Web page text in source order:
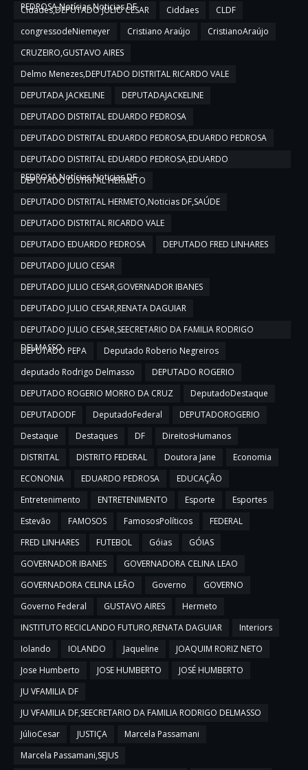
PEDROSA,Notícias,Noticias DF
Cidades,DEPUTADO JULIO CESAR Ciddaes
CLDF
congressodeNiemeyer
Cristiano Araújo
CristianoAraújo
CRUZEIRO,GUSTAVO AIRES
Delmo Menezes,DEPUTADO DISTRITAL RICARDO VALE
DEPUTADA JACKELINE
DEPUTADAJACKELINE
DEPUTADO DISTRITAL EDUARDO PEDROSA
DEPUTADO DISTRITAL EDUARDO PEDROSA,EDUARDO PEDROSA
DEPUTADO DISTRITAL EDUARDO PEDROSA,EDUARDO
PEDROSA,Notícias,Noticias DF
DEPUTADO DISTRITAL HERMETO
DEPUTADO DISTRITAL HERMETO,Noticias DF,SAÚDE
DEPUTADO DISTRITAL RICARDO VALE
DEPUTADO EDUARDO PEDROSA
DEPUTADO FRED LINHARES
DEPUTADO JULIO CESAR
DEPUTADO JULIO CESAR,GOVERNADOR IBANES
DEPUTADO JULIO CESAR,RENATA DAGUIAR
DEPUTADO JULIO CESAR,SEECRETARIO DA FAMILIA RODRIGO
DELMASSO
DEPUTADO PEPA
Deputado Roberio Negreiros
deputado Rodrigo Delmasso
DEPUTADO ROGERIO
DEPUTADO ROGERIO MORRO DA CRUZ
DeputadoDestaque
DEPUTADODF
DeputadoFederal
DEPUTADOROGERIO
Destaque
Destaques DF
DireitosHumanos
DISTRITAL
DISTRITO FEDERAL Doutora Jane
Economia
ECONONIA
EDUARDO PEDROSA
EDUCAÇÃO
Entretenimento
ENTRETENIMENTO Esporte
Esportes
Estevão
FAMOSOS FamososPolíticos
FEDERAL
FRED LINHARES
FUTEBOL Góias
GÓIAS
GOVERNADOR IBANES
GOVERNADORA CELINA LEAO
GOVERNADORA CELINA LEÃO
Governo
GOVERNO
Governo Federal
GUSTAVO AIRES
Hermeto
INSTITUTO RECICLANDO FUTURO,RENATA DAGUIAR
Interiors
Iolando
IOLANDO Jaqueline
JOAQUIM RORIZ NETO
Jose Humberto
JOSE HUMBERTO
JOSÉ HUMBERTO
JU VFAMILIA DF
JU VFAMILIA DF,SEECRETARIO DA FAMILIA RODRIGO DELMASSO
JúlioCesar
JUSTIÇA
Marcela Passamani
Marcela Passamani,SEJUS